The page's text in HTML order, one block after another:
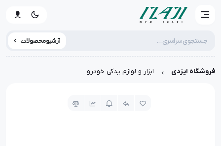
آرشیو محصولات
فروشگاه ایزدی ابزار و لوازم یدکی خودرو